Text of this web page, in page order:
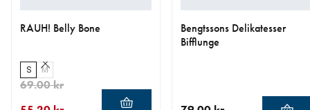
RAUH! Belly Bone
S M
69.00 kr
Bengtssons Delikatesser
Bifflunge